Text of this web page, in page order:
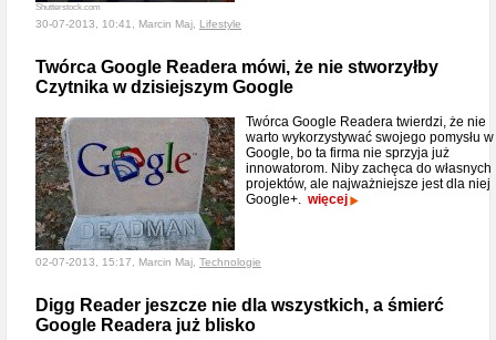
Shutterstock.com
30-07-2013, 10:41, Marcin Maj, Lifestyle
Twórca Google Readera mówi, że nie stworzyłby
Czytnika w dzisiejszym Google
Twórca Google Readera twierdzi, że nie
warto wykorzystywać swojego pomysłu w
Google, bo ta firma nie sprzyja już
innowatorom. Niby zachęca do własnych
projektów, ale najważniejsze jest dla niej
Google+. więcej
02-07-2013, 15:17, Marcin Maj, Technologie
Digg Reader jeszcze nie dla wszystkich, a śmierć
Google Readera już blisko